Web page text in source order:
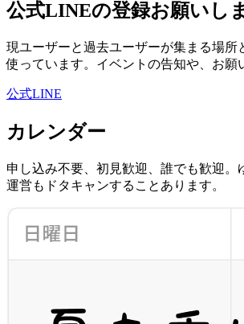
公式LINEの登録お願いし
現ユーザーと過去ユーザーが集まる場所
使っています。イベントの告知や、お願
公式LINE
カレンダー
申し込み不要、初見歓迎、誰でも歓迎。
運営もドタキャンすることあります。